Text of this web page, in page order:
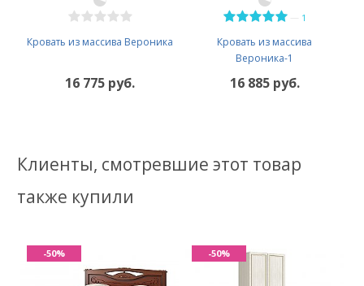
Кровать из массива Вероника
16 775 руб.
1
Кровать из массива
Вероника-1
16 885 руб.
Клиенты, смотревшие этот товар
также купили
-50% -50%